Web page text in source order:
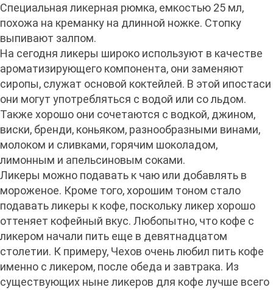
Специальная ликерная рюмка, емкостью 25 мл,
похожа на креманку на длинной ножке. Стопку
выпивают залпом.
На сегодня ликеры широко используют в качестве
ароматизирующего компонента, они заменяют
сиропы, служат основой коктейлей. В этой ипостаси
они могут употребляться с водой или со льдом.
Также хорошо они сочетаются с водкой, джином,
виски, бренди, коньяком, разнообразными винами,
молоком и сливками, горячим шоколадом,
лимонным и апельсиновым соками.
Ликеры можно подавать к чаю или добавлять в
мороженое. Кроме того, хорошим тоном стало
подавать ликеры к кофе, поскольку ликер хорошо
оттеняет кофейный вкус. Любопытно, что кофе с
ликером начали пить еще в девятнадцатом
столетии. К примеру, Чехов очень любил пить кофе
именно с ликером, после обеда и завтрака. Из
существующих ныне ликеров для кофе лучше всего